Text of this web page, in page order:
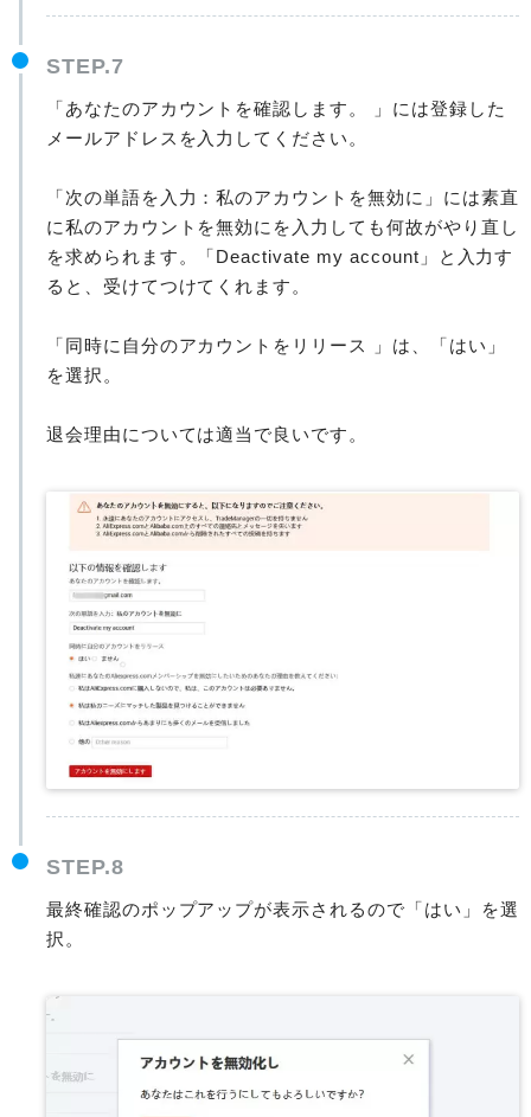
STEP.7
「あなたのアカウントを確認します。 」には登録した
メールアドレスを入力してください。
「次の単語を入力：私のアカウントを無効に」には素直
に私のアカウントを無効にを入力しても何故がやり直し
を求められます。「Deactivate my account」と入力す
ると、受けてつけてくれます。
「同時に自分のアカウントをリリース 」は、「はい」
を選択。
退会理由については適当で良いです。
STEP.8
最終確認のポップアップが表示されるので「はい」を選
択。